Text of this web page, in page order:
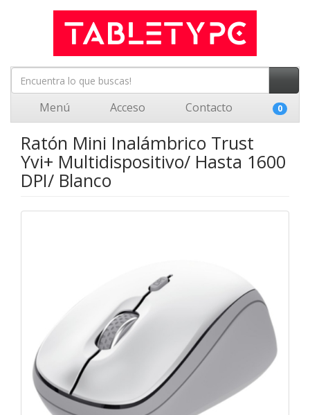
Menú Acceso Contacto 0
Ratón Mini Inalámbrico Trust
Yvi+ Multidispositivo/ Hasta 1600
DPI/ Blanco